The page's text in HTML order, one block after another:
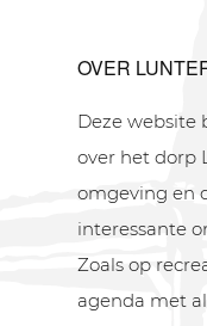
OVER
Deze website
over het dorp
omgeving en
interessante
Zoals op
agenda met